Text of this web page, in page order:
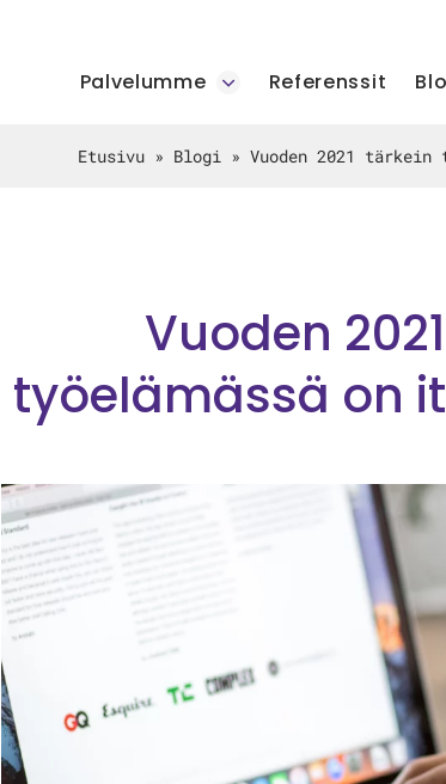
Palvelumme Referenssit
Etusivu» Blogi» Vuoden 2021
Vuoden
työelämässä on